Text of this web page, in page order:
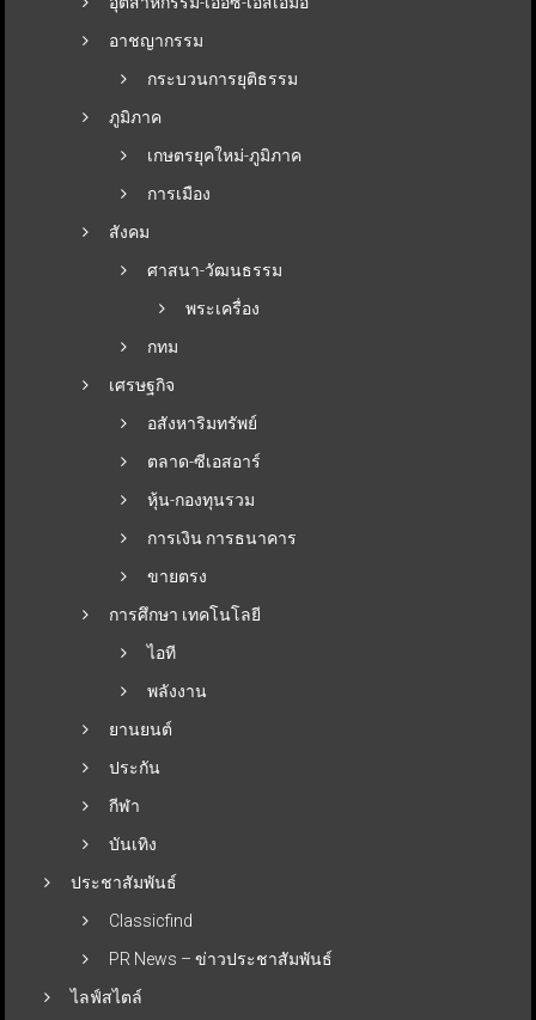
อาชญากรรม
กระบวนการยุติธรรม
ภูมิภาค
เกษตรยุคใหม่-ภูมิภาค
การเมือง
สังคม
ศาสนา-วัฒนธรรม
พระเครื่อง
กทม
เศรษฐกิจ
อสังหาริมทรัพย์
ตลาด-ซีเอสอาร์
หุ้น-กองทุนรวม
การเงิน การธนาคาร
ขายตรง
การศึกษา เทคโนโลยี
ไอที
พลังงาน
ยานยนต์
ประกัน
กีฬา
บันเทิง
ประชาสัมพันธ์
Classicfind
PR News – ข่าวประชาสัมพันธ์
ไลฟ์สไตล์